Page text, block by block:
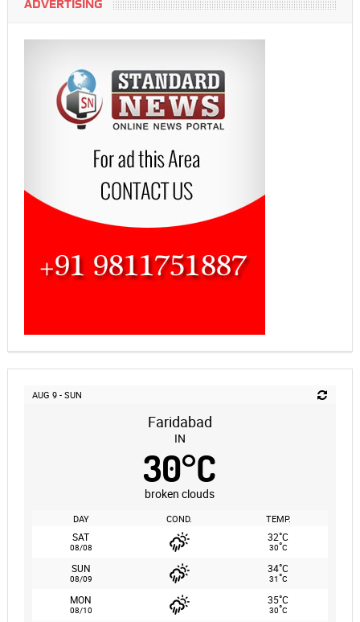
ADVERTISING
AUG 9 - SUN
Faridabad
IN
30°C
broken clouds
DAY COND. TEMP.
SAT
08/08
32°C
30°C
SUN
08/09
34°C
31°C
MON
08/10
35°C
30°C